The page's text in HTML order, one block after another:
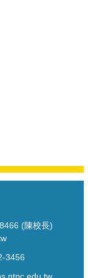
(陳校長)
3456